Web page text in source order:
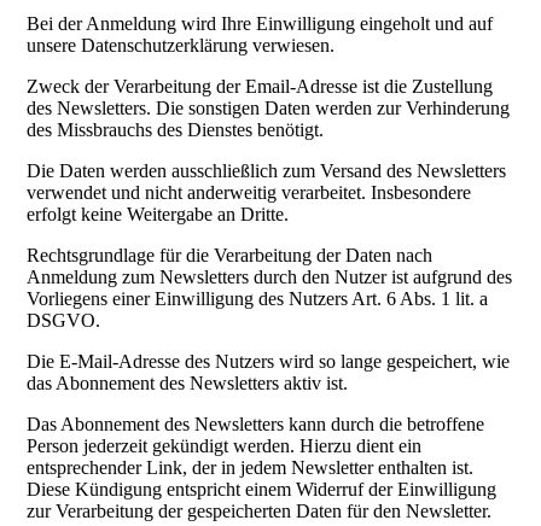
Bei der Anmeldung wird Ihre Einwilligung eingeholt und auf
unsere Datenschutzerklärung verwiesen.
Zweck der Verarbeitung der Email-Adresse ist die Zustellung
des Newsletters. Die sonstigen Daten werden zur Verhinderung
des Missbrauchs des Dienstes benötigt.
Die Daten werden ausschließlich zum Versand des Newsletters
verwendet und nicht anderweitig verarbeitet. Insbesondere
erfolgt keine Weitergabe an Dritte.
Rechtsgrundlage für die Verarbeitung der Daten nach
Anmeldung zum Newsletters durch den Nutzer ist aufgrund des
Vorliegens einer Einwilligung des Nutzers Art. 6 Abs. 1 lit. a
DSGVO.
Die E-Mail-Adresse des Nutzers wird so lange gespeichert, wie
das Abonnement des Newsletters aktiv ist.
Das Abonnement des Newsletters kann durch die betroffene
Person jederzeit gekündigt werden. Hierzu dient ein
entsprechender Link, der in jedem Newsletter enthalten ist.
Diese Kündigung entspricht einem Widerruf der Einwilligung
zur Verarbeitung der gespeicherten Daten für den Newsletter.